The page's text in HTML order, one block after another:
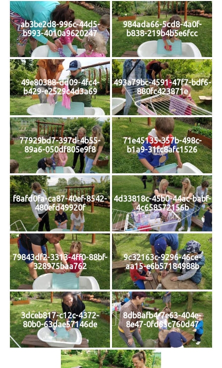
ab3be2d8-996c-44d5-
b993-4010a9620247
984ada66-5cd8-4a0f-
b838-219b4b5e6fcc
49e80388-dd09-4fc4-
b429-e2529c4d3a69
493a79bc-4591-47f7-bdf6-
880fc423871e
77929bd7-397d-4b55-
89a6-050df805e9f8
71e45135-357b-498c-
b1a9-31fc8afc1526
f8afd0fa-ca87-40ef-8542-
480efd49920f
4d33818c-45b0-44ac-babf-
4c658572156b
79843df2-3313-4ff0-88bf-
328975baa762
9c32163c-9296-46ce-
aa15-e6b57184988b
3dceb817-c12c-4372-
80b0-63dae57146de
8db8afb4-7e63-404e-
8e47-0fd65c760d47